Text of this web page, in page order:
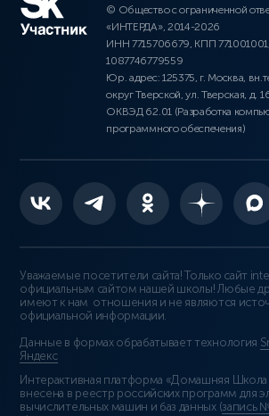
© Общество с ограниченной
«ИНТЕРДА», 2014-2026
ИНН 7715706679, КПП
1087746779559
Юр. адрес: 125375, г. Москва,
округ Тверской, ул. Тверская, д.
ОКВЭД 62.01 (Разработка
программного обеспечения)
Уважаемые посетители сайта! Только сайт
официальным сайтом нашей школы! Любые
имеют к нам отношения и не являются
официальной информации.
Данные в формах обрабатывает технология
Яндекс
Интерактивная платформа «Домашняя Школа
внесена в реестр российских программ для
вычислительных машин и баз данных (запись